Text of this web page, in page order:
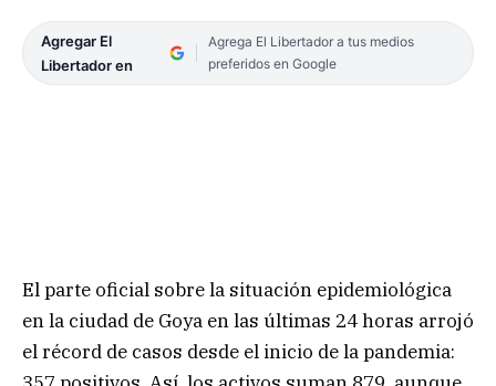
Agregar El
Libertador en
Agrega El Libertador a tus medios
preferidos en Google
El parte oficial sobre la situación epidemiológica
en la ciudad de Goya en las últimas 24 horas arrojó
el récord de casos desde el inicio de la pandemia: